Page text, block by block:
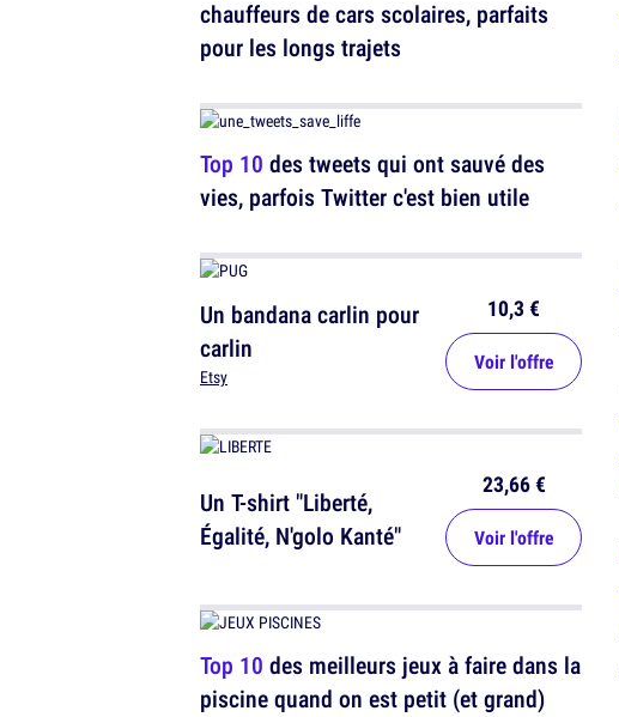
chauffeurs de cars scolaires, parfaits
pour les longs trajets
Top 10 des tweets qui ont sauvé des
vies, parfois Twitter c'est bien utile
Un bandana carlin pour
carlin
Etsy
10,3 €
Voir l'offre
Un T-shirt "Liberté,
Égalité, N'golo Kanté"
23,66 €
Voir l'offre
Top 10 des meilleurs jeux à faire dans la
piscine quand on est petit (et grand)